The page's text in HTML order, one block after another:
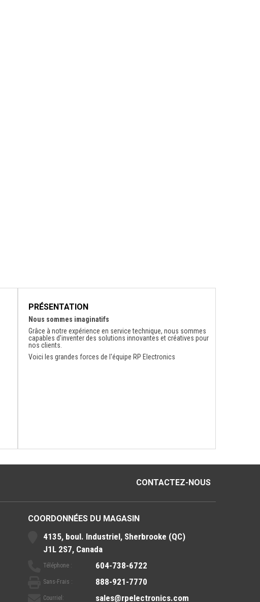
PRÉSENTATION
Nous sommes imaginatifs
Grâce à notre expérience en service technique, nous sommes
capables d'inventer des solutions innovantes et créatives pour
nos clients.
Voici les grandes forces de l'équipe RP Electronics
CONTACTEZ-NOUS
COORDONNÉES DU MAGASIN
4135, boul. Industriel, Sherbrooke (QC)
J1L 2S7, Canada
Téléphone : 604-738-6722
Sans-Frais : 888-921-7770
Courriel: sales@rpelectronics.com